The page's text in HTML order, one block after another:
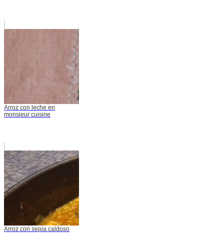
Arroz con leche en
monsieur cuisine
Arroz con sepia caldoso